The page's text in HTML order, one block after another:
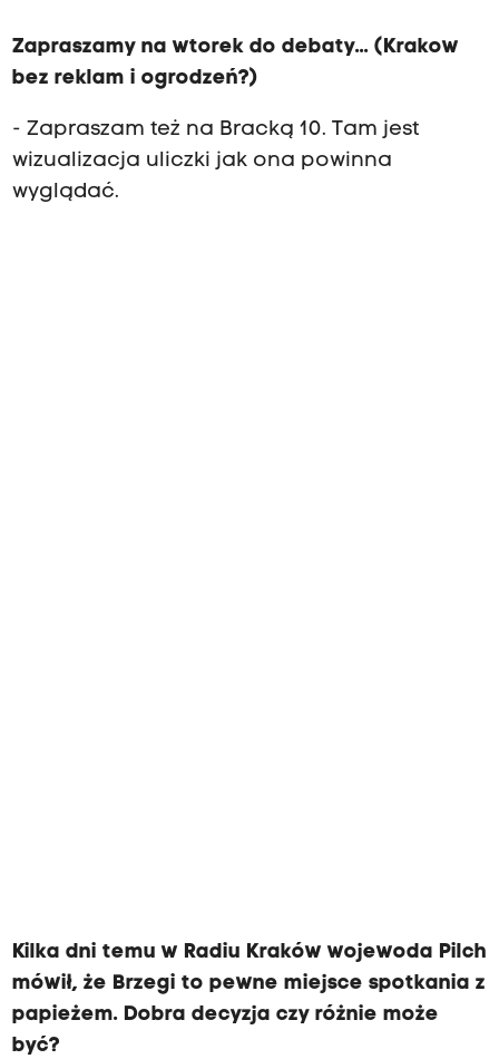
Zapraszamy na wtorek do debaty... (Krakow
bez reklam i ogrodzeń?)
- Zapraszam też na Bracką 10. Tam jest
wizualizacja uliczki jak ona powinna
wyglądać.
Kilka dni temu w Radiu Kraków wojewoda Pilch
mówił, że Brzegi to pewne miejsce spotkania z
papieżem. Dobra decyzja czy różnie może
być?